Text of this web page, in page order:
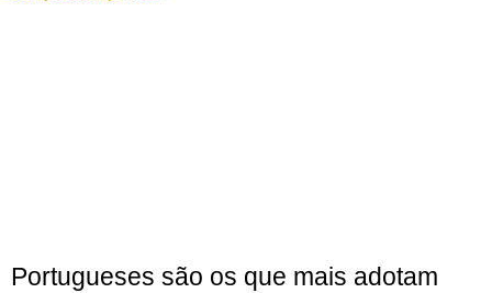
Portugueses são os que mais adotam